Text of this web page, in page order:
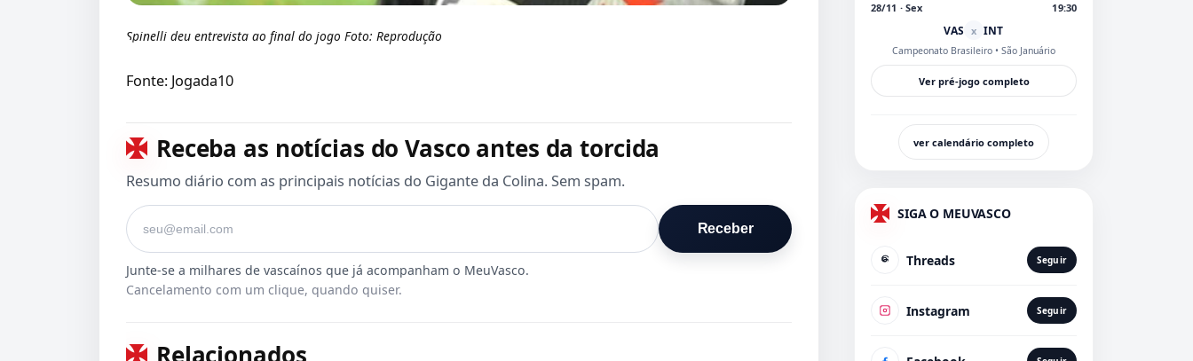
Spinelli deu entrevista ao final do jogo Foto: Reprodução
Fonte: Jogada10
Receba as notícias do Vasco antes da torcida
Resumo diário com as principais notícias do Gigante da Colina. Sem spam.
Seu e-mail
Receber
Cancelamento com um clique, quando quiser.
Relacionados
28/11 · Sex 19:30
VAS x INT
Campeonato Brasileiro • São Januário
Ver pré-jogo completo
ver calendário completo
SIGA O MEUVASCO
Threads Seguir
Instagram Seguir